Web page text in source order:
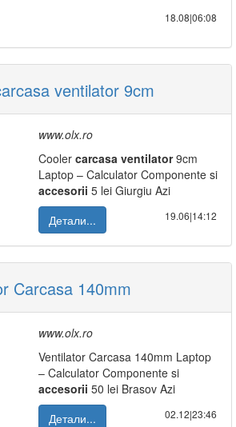
18.08|06:08
ventilator 9cm
www.olx.ro
Cooler carcasa ventilator9cm
Laptop – Calculator Componente si
accesorii 5 lei Giurgiu Azi
Детали...
19.06|14:12
Carcasa 140mm
www.olx.ro
Ventilator Carcasa 140mm Laptop
– Calculator Componente si
accesorii 50 lei Brasov Azi
Детали...
02.12|23:46